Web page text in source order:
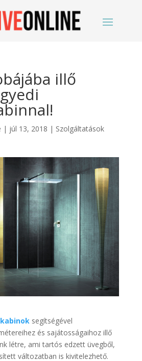
illő
| júl 13, 2018 | Szolgáltatások
segítségével
és sajátosságaihoz illő
létre, ami tartós edzett üvegből,
változatban is kivitelezhető.